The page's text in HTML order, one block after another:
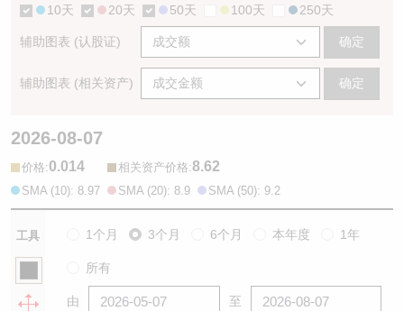
10天 20天 50天 100天 250天
辅助图表 (认股证) 确定
辅助图表 (相关资产) 确定
2026-08-07
价格:0.014 相关资产价格:8.62
SMA (10): 8.97 SMA (20): 8.9 SMA (50): 9.2
工具 1个月 3个月 6个月 本年度 1年
所有
由 至